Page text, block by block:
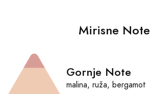
Mirisne Note
Gornje Note
malina, ruža, bergamot